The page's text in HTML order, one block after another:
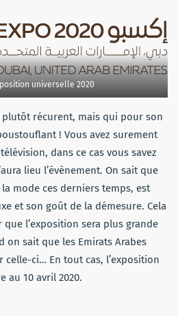
universelle 2020
plutôt récurent, mais qui pour son
! Vous avez surement
dans ce cas vous savez
lieu l’évènement. On sait que
mode ces derniers temps, est
et son goût de la démesure. Cela
l’exposition sera plus grande
on sait que les Emirats Arabes
celle-ci… En tout cas, l’exposition
au 10 avril 2020.